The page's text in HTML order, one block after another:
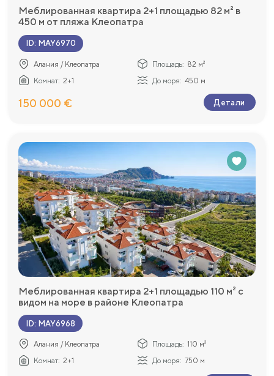
Меблированная квартира 2+1 площадью 82 м² в
450 м от пляжа Клеопатра
ID: MAY6970
Алания / Клеопатра Площадь: 82 м²
Комнат: 2+1 До моря: 450 м
150 000 € Детали
Меблированная квартира 2+1 площадью 110 м² с
видом на море в районе Клеопатра
ID: MAY6968
Алания / Клеопатра Площадь: 110 м²
Комнат: 2+1 До моря: 750 м